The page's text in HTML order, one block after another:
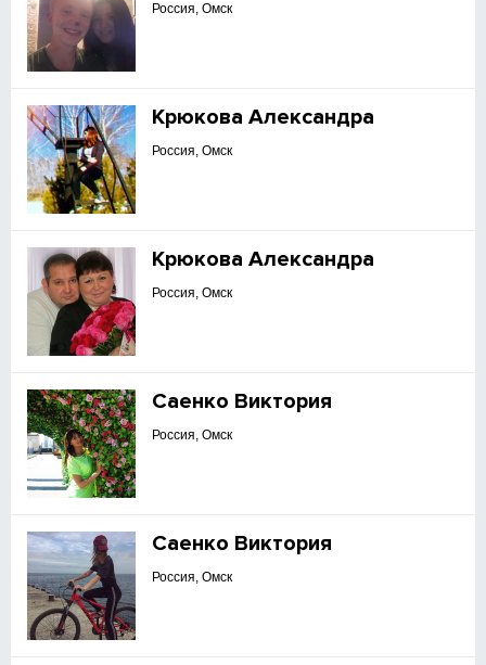
Россия, Омск
Крюкова Александра
Россия, Омск
Крюкова Александра
Россия, Омск
Саенко Виктория
Россия, Омск
Саенко Виктория
Россия, Омск